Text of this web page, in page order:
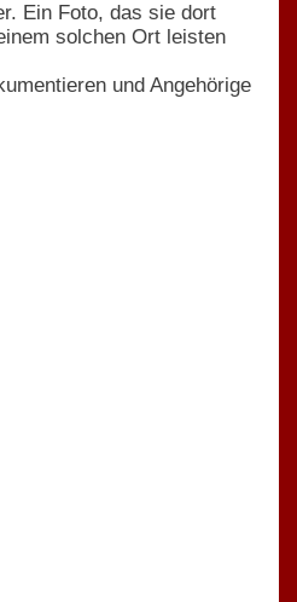
Ein Foto, das sie dort
solchen Ort leisten
und Angehörige